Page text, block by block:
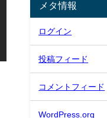
メタ情報
ログイン
投稿フィード
コメントフィード
WordPress.org